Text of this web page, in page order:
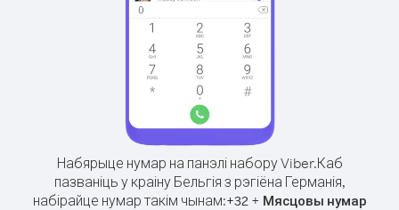
Набярыце нумар на панэлі набору Viber.Каб
пазваніць у краіну Бельгія з рэгіёна Германія,
набірайце нумар такім чынам:+32+ Мясцовы нумар